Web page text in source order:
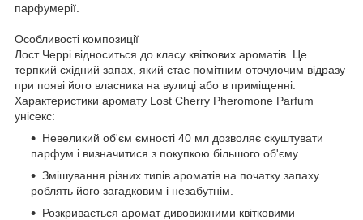
парфумерії.
Особливості композиції
Лост Черрі відноситься до класу квіткових ароматів. Це
терпкий східний запах, який стає помітним оточуючим відразу
при появі його власника на вулиці або в приміщенні.
Характеристики аромату Lost Cherry Pheromone Parfum
унісекс:
Невеликий об'єм ємності 40 мл дозволяє скуштувати
парфум і визначитися з покупкою більшого об'єму.
Змішування різних типів ароматів на початку запаху
роблять його загадковим і незабутнім.
Розкривається аромат дивовижними квітковими